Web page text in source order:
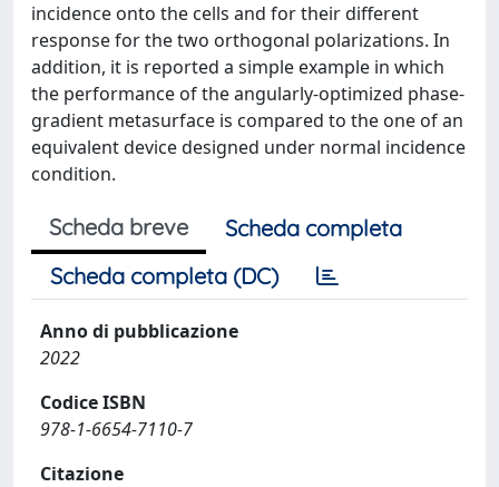
incidence onto the cells and for their different
response for the two orthogonal polarizations. In
addition, it is reported a simple example in which
the performance of the angularly-optimized phase-
gradient metasurface is compared to the one of an
equivalent device designed under normal incidence
condition.
Scheda breve
Scheda completa
Scheda completa (DC)
Anno di pubblicazione
2022
Codice ISBN
978-1-6654-7110-7
Citazione